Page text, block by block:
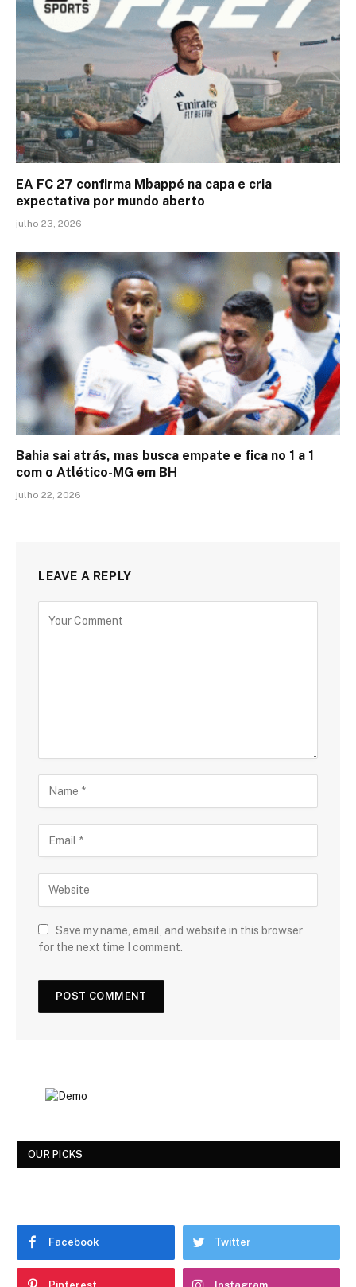
EA FC 27 confirma Mbappé na capa e cria
expectativa por mundo aberto
julho 23, 2026
Bahia sai atrás, mas busca empate e fica no 1 a 1
com o Atlético-MG em BH
julho 22, 2026
LEAVE A REPLY
Save my name, email, and website in this browser
for the next time I comment.
OUR PICKS
Facebook Twitter